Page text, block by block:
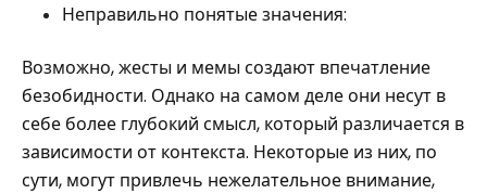
Неправильно понятые значения:
Возможно, жесты и мемы создают впечатление
безобидности. Однако на самом деле они несут в
себе более глубокий смысл, который различается в
зависимости от контекста. Некоторые из них, по
сути, могут привлечь нежелательное внимание,